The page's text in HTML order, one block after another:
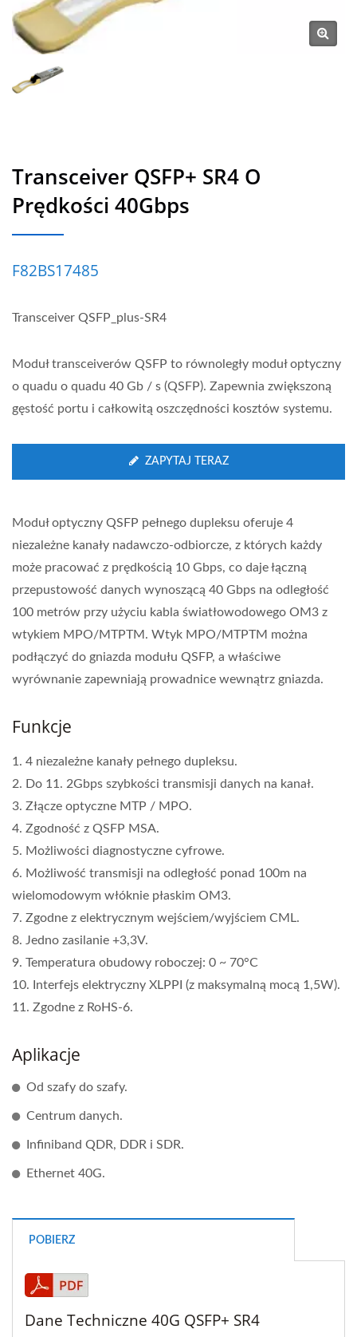
Transceiver QSFP+ SR4 O
Prędkości 40Gbps
F82BS17485
Transceiver QSFP_plus-SR4
Moduł transceiverów QSFP to równoległy moduł optyczny
o quadu o quadu 40 Gb / s (QSFP). Zapewnia zwiększoną
gęstość portu i całkowitą oszczędności kosztów systemu.
ZAPYTAJ TERAZ
Moduł optyczny QSFP pełnego dupleksu oferuje 4
niezależne kanały nadawczo-odbiorcze, z których każdy
może pracować z prędkością 10 Gbps, co daje łączną
przepustowość danych wynoszącą 40 Gbps na odległość
100 metrów przy użyciu kabla światłowodowego OM3 z
wtykiem MPO/MTPTM. Wtyk MPO/MTPTM można
podłączyć do gniazda modułu QSFP, a właściwe
wyrównanie zapewniają prowadnice wewnątrz gniazda.
Funkcje
1. 4 niezależne kanały pełnego dupleksu.
2. Do 11. 2Gbps szybkości transmisji danych na kanał.
3. Złącze optyczne MTP / MPO.
4. Zgodność z QSFP MSA.
5. Możliwości diagnostyczne cyfrowe.
6. Możliwość transmisji na odległość ponad 100m na
wielomodowym włóknie płaskim OM3.
7. Zgodne z elektrycznym wejściem/wyjściem CML.
8. Jedno zasilanie +3,3V.
9. Temperatura obudowy roboczej: 0 ~ 70°C
10. Interfejs elektryczny XLPPI (z maksymalną mocą 1,5W).
11. Zgodne z RoHS-6.
Aplikacje
Od szafy do szafy.
Centrum danych.
Infiniband QDR, DDR i SDR.
Ethernet 40G.
POBIERZ
Dane Techniczne 40G QSFP+ SR4